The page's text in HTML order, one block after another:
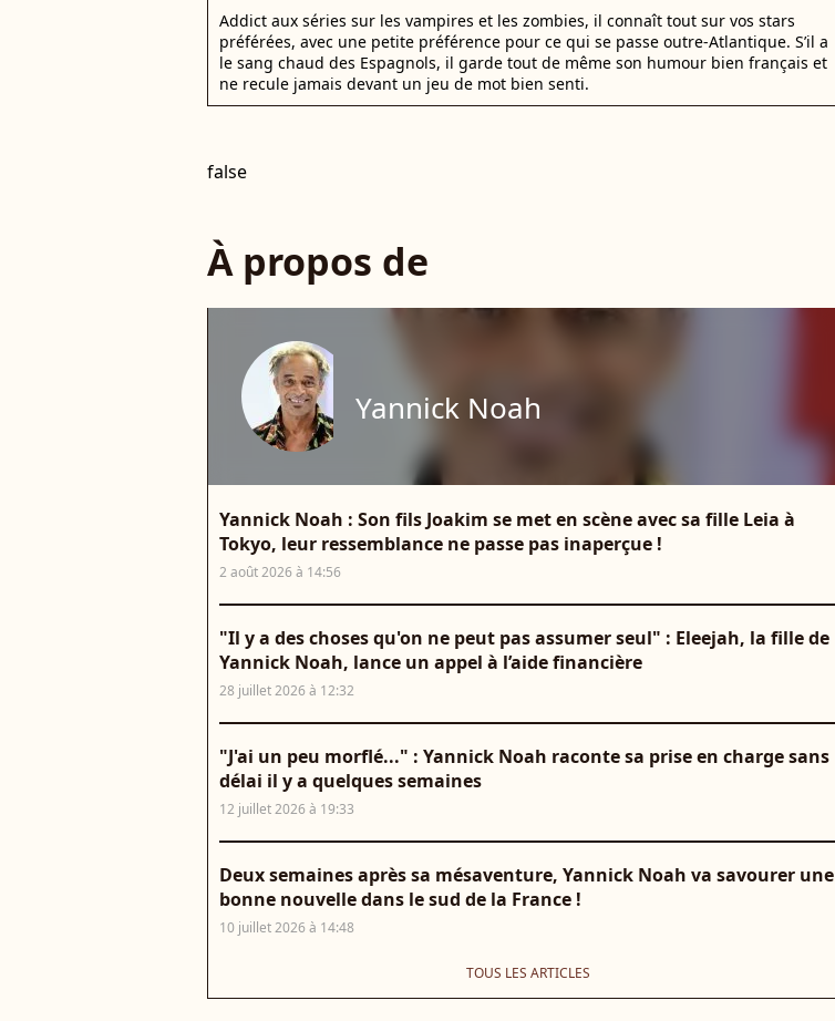
Addict aux séries sur les vampires et les zombies, il connaît tout sur vos stars
préférées, avec une petite préférence pour ce qui se passe outre-Atlantique. S’il a
le sang chaud des Espagnols, il garde tout de même son humour bien français et
ne recule jamais devant un jeu de mot bien senti.
false
À propos de
Yannick Noah
Yannick Noah : Son fils Joakim se met en scène avec sa fille Leia à
Tokyo, leur ressemblance ne passe pas inaperçue !
2 août 2026 à 14:56
"Il y a des choses qu'on ne peut pas assumer seul" : Eleejah, la fille de
Yannick Noah, lance un appel à l’aide financière
28 juillet 2026 à 12:32
"J'ai un peu morflé..." : Yannick Noah raconte sa prise en charge sans
délai il y a quelques semaines
12 juillet 2026 à 19:33
Deux semaines après sa mésaventure, Yannick Noah va savourer une
bonne nouvelle dans le sud de la France !
10 juillet 2026 à 14:48
TOUS LES ARTICLES